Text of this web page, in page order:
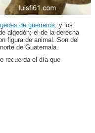
de guerreros; y los
algodón; el de la derecha
figura de animal. Son del
de Guatemala.
recuerda el día que